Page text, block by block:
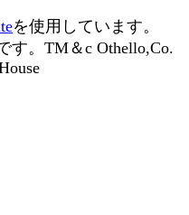
を使用しています。
す。TM＆c Othello,Co.